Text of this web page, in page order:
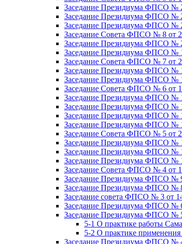
Заседание Президиума ФПСО №
Заседание Президиума ФПСО №
Заседание Президиума ФПСО №
Заседание Совета ФПСО № 8 от
Заседание Президиума ФПСО №
Заседание Президиума ФПСО №
Заседание Совета ФПСО № 7 от
Заседание Президиума ФПСО №
Заседание Президиума ФПСО №
Заседание Совета ФПСО № 6 от
Заседание Президиума ФПСО №
Заседание Президиума ФПСО №
Заседание Президиума ФПСО №
Заседание Президиума ФПСО №
Заседание Совета ФПСО № 5 от
Заседание Президиума ФПСО №
Заседание Президиума ФПСО №
Заседание Президиума ФПСО №
Заседание Совета ФПСО № 4 от
Заседание Президиума ФПСО № 9
Заседание Президиума ФПСО №
Заседание совета ФПСО № 3 от
Заседание Президиума ФПСО № 6
Заседание Президиума ФПСО № 5
5-1 О практике работы
5-2 О практике
Заседание Президиума ФПСО № 4